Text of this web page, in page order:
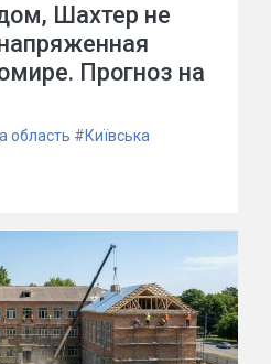
Шахтер не
Прогноз на
область #Київська